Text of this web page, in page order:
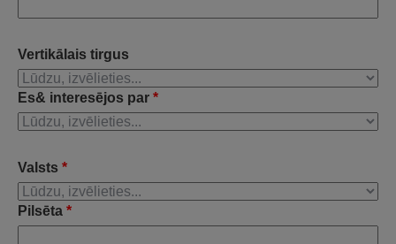
Vertikālais tirgus
Es& interesējos par *
Valsts *
Pilsēta *